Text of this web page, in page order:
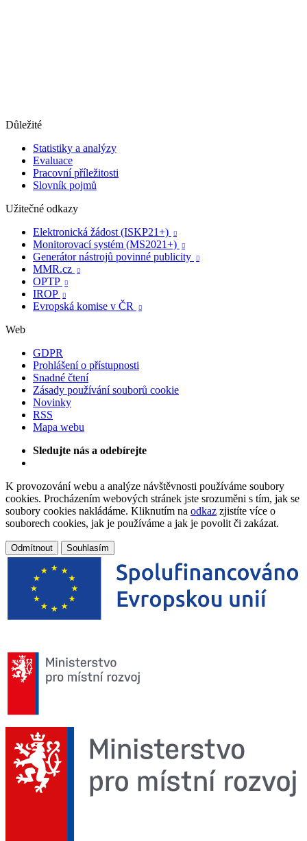
Důležité
Statistiky a analýzy
Evaluace
Pracovní příležitosti
Slovník pojmů
Užitečné odkazy
Elektronická žádost (ISKP21+)

Monitorovací systém (MS2021+) 
Generátor nástrojů povinné publicity 
MMR.cz 
OPTP 
IROP 
Evropská komise v ČR 
Web
GDPR
Prohlášení o přístupnosti
Snadné čtení
Zásady používání souborů cookie
Novinky
RSS
Mapa webu
Sledujte nás a odebírejte
K provozování webu a analýze návštěvnosti používáme soubory
cookies. Procházením webových stránek jste srozuměni s tím, jak se
soubory cookies nakládáme. Kliknutím na odkaz zjistíte více o
souborech cookies, jak je používáme a jak je povolit či zakázat.
Odmítnout Souhlasím